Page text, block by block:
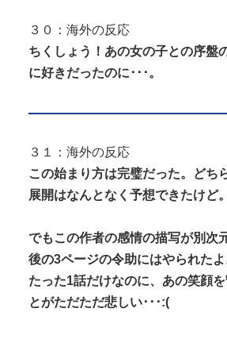
３０：海外の反応
ちくしょう！あの女の子との序盤
に好きだったのに･･･。
３１：海外の反応
この始まり方は完璧だった。どち
展開はなんとなく予想できたけど。
でもこの作者の感情の描写が別次
後の3ページの令助にはやられたよ
たった1話だけなのに、あの笑顔
とがただただ悲しい･･･:(